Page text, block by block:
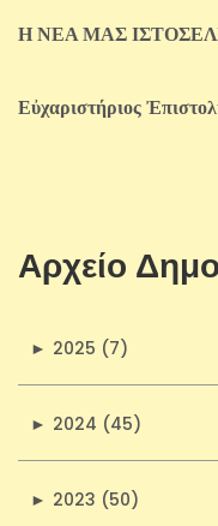
Η ΝΕΑ ΜΑΣ
Εὐχαριστήριος
Αρχείο
► 2025 (7)
► 2024 (45)
► 2023 (50)